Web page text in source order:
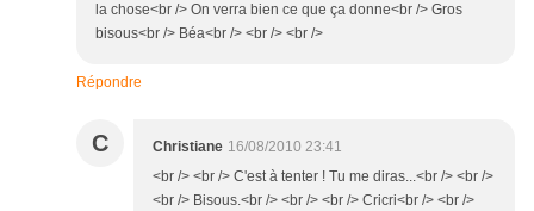
la chose<br /> On verra bien ce que ça donne<br /> Gros
bisous<br /> Béa<br /> <br /> <br />
Répondre
C Christiane 16/08/2010 23:41
<br /> <br /> C'est à tenter ! Tu me diras...<br /> <br />
<br /> Bisous.<br /> <br /> <br /> Cricri<br /> <br />